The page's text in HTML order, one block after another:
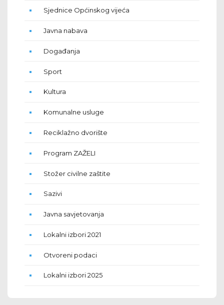
Sjednice Općinskog vijeća
Javna nabava
Događanja
Sport
Kultura
Komunalne usluge
Reciklažno dvorište
Program ZAŽELI
Stožer civilne zaštite
Sazivi
Javna savjetovanja
Lokalni izbori 2021
Otvoreni podaci
Lokalni izbori 2025